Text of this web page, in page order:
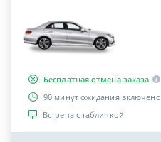
Бесплатная отмена заказа
90 минут ожидания включено
Встреча с табличкой